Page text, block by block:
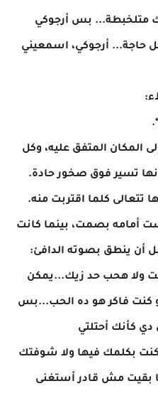
متلخبطة... بس أرجوكي
حاجة... أرجوكي، اسمعيني
المكان المتفق عليه، وكل
تسير فوق صخور حادة.
تتعالى كلما اقتربت منه.
أمامه بصمت، بينما كانت
أن ينطق بصوته الدافئ:
ولا هحب حد زيك...يمكن
كنت فاكر هو ده الحب...بس
كأنك أحتلتي
بكلمك فيها ولا شوفتك
بقيت مش قادر أستغنى